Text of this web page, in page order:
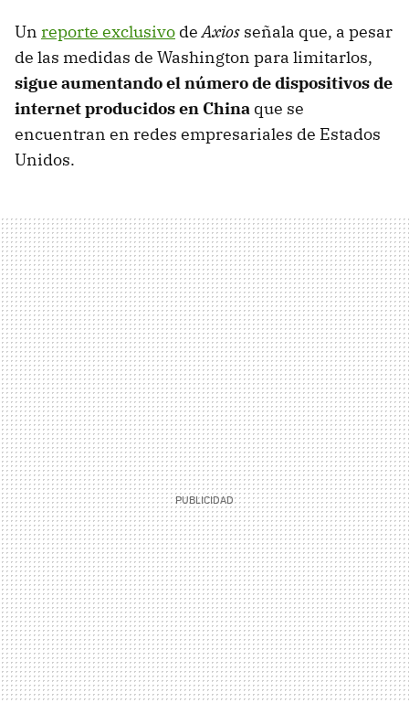
Un reporte exclusivo deAxios señala que, a pesar
de las medidas de Washington para limitarlos,
sigue aumentando el número de dispositivos de
internet producidos en China que se
encuentran en redes empresariales de Estados
Unidos.